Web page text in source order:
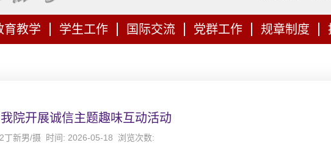
育教学 学生工作 国际交流 党群工作 规章制度
院开展诚信主题趣味互动活动
丁新男/摄 时间: 2026-05-18 浏览次数: